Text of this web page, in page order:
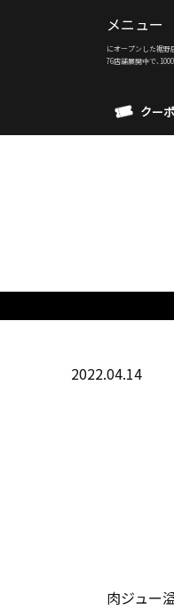
メニュー
にオープンした裾野
76店舗展開中で、
クー
2022.04.14
肉ジュー